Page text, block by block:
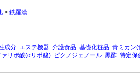
> 鉄羅漢
成分 エステ機器 介護食品 基礎化粧品 青ミカン
ァリポ酸(αリポ酸) ピクノジェノール 黒酢 特定保